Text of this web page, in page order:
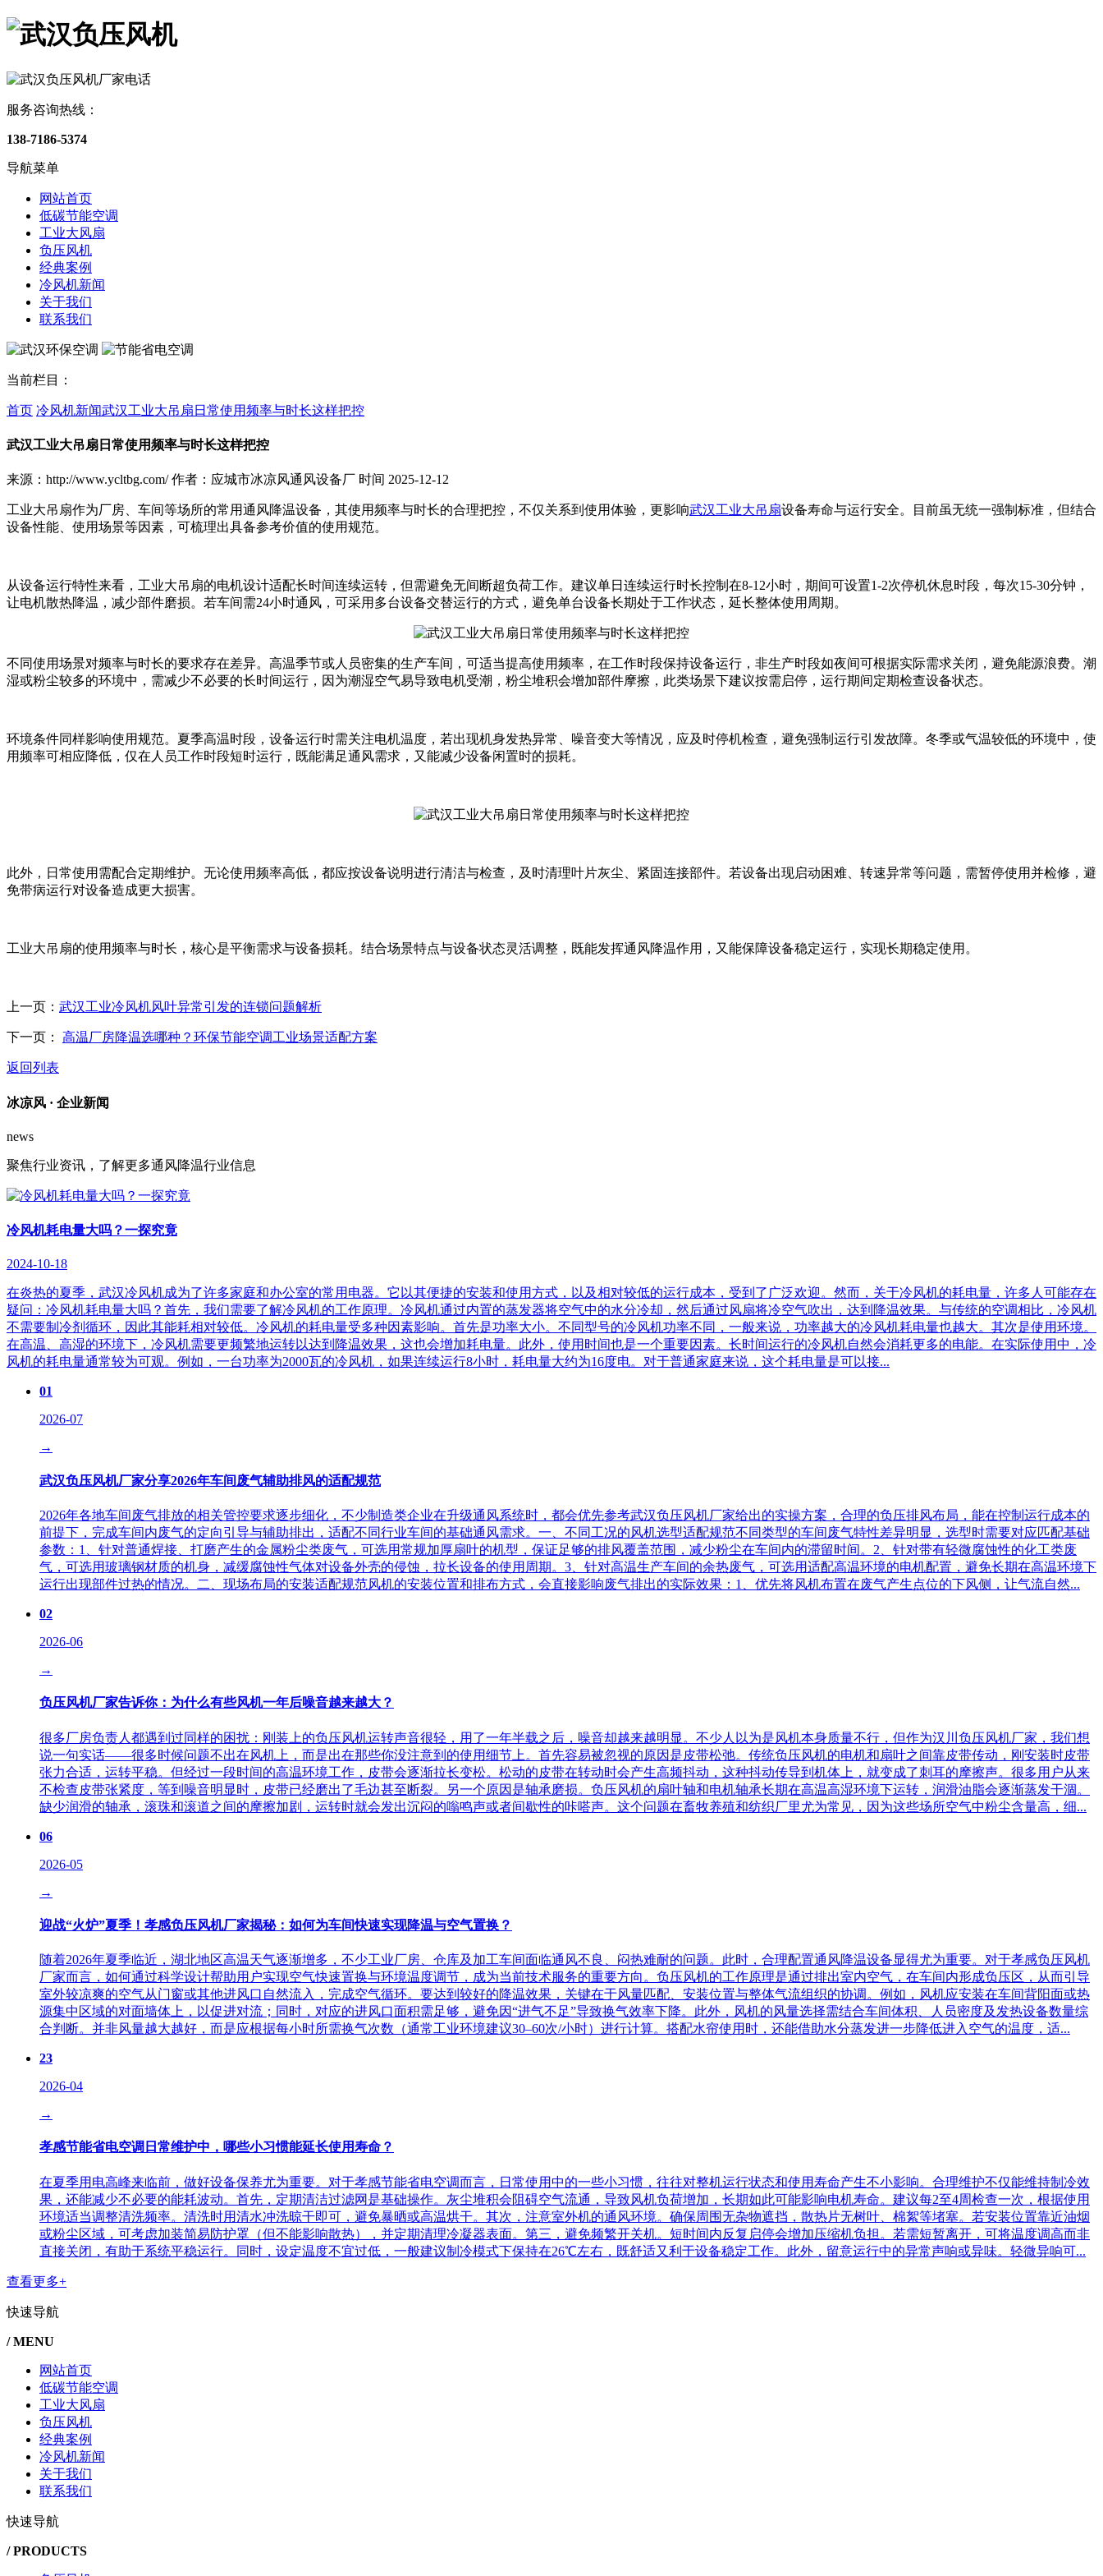
服务咨询热线：
138-7186-5374
导航菜单
网站首页
低碳节能空调
工业大风扇
负压风机
经典案例
冷风机新闻
关于我们
联系我们
当前栏目：
首页 冷风机新闻武汉工业大吊扇日常使用频率与时长这样把控
武汉工业大吊扇日常使用频率与时长这样把控
来源：http://www.ycltbg.com/作者：应城市冰凉风通风设备厂 时间 2025-12-12
工业大吊扇作为厂房、车间等场所的常用通风降温设备，其使用频率与时长的合理把控，不仅关系到使用体验，更影响武汉工业大吊扇设备寿命与运行安全。目前虽无统一强制标准，但结合
设备性能、使用场景等因素，可梳理出具备参考价值的使用规范。
从设备运行特性来看，工业大吊扇的电机设计适配长时间连续运转，但需避免无间断超负荷工作。建议单日连续运行时长控制在8-12小时，期间可设置1-2次停机休息时段，每次15-30分钟，
让电机散热降温，减少部件磨损。若车间需24小时通风，可采用多台设备交替运行的方式，避免单台设备长期处于工作状态，延长整体使用周期。
不同使用场景对频率与时长的要求存在差异。高温季节或人员密集的生产车间，可适当提高使用频率，在工作时段保持设备运行，非生产时段如夜间可根据实际需求关闭，避免能源浪费。潮
湿或粉尘较多的环境中，需减少不必要的长时间运行，因为潮湿空气易导致电机受潮，粉尘堆积会增加部件摩擦，此类场景下建议按需启停，运行期间定期检查设备状态。
环境条件同样影响使用规范。夏季高温时段，设备运行时需关注电机温度，若出现机身发热异常、噪音变大等情况，应及时停机检查，避免强制运行引发故障。冬季或气温较低的环境中，使
用频率可相应降低，仅在人员工作时段短时运行，既能满足通风需求，又能减少设备闲置时的损耗。
此外，日常使用需配合定期维护。无论使用频率高低，都应按设备说明进行清洁与检查，及时清理叶片灰尘、紧固连接部件。若设备出现启动困难、转速异常等问题，需暂停使用并检修，避
免带病运行对设备造成更大损害。
工业大吊扇的使用频率与时长，核心是平衡需求与设备损耗。结合场景特点与设备状态灵活调整，既能发挥通风降温作用，又能保障设备稳定运行，实现长期稳定使用。
上一页： 武汉工业冷风机风叶异常引发的连锁问题解析
下一页： 高温厂房降温选哪种？环保节能空调工业场景适配方案
返回列表
冰凉风 · 企业新闻
news
聚焦行业资讯，了解更多通风降温行业信息
冷风机耗电量大吗？一探究竟
2024-10-18
在炎热的夏季，武汉冷风机成为了许多家庭和办公室的常用电器。它以其便捷的安装和使用方式，以及相对较低的运行成本，受到了广泛欢迎。然而，关于冷风机的耗电量，许多人可能存在
疑问：冷风机耗电量大吗？首先，我们需要了解冷风机的工作原理。冷风机通过内置的蒸发器将空气中的水分冷却，然后通过风扇将冷空气吹出，达到降温效果。与传统的空调相比，冷风机
不需要制冷剂循环，因此其能耗相对较低。冷风机的耗电量受多种因素影响。首先是功率大小。不同型号的冷风机功率不同，一般来说，功率越大的冷风机耗电量也越大。其次是使用环境。
在高温、高湿的环境下，冷风机需要更频繁地运转以达到降温效果，这也会增加耗电量。此外，使用时间也是一个重要因素。长时间运行的冷风机自然会消耗更多的电能。在实际使用中，冷
风机的耗电量通常较为可观。例如，一台功率为2000瓦的冷风机，如果连续运行8小时，耗电量大约为16度电。对于普通家庭来说，这个耗电量是可以接...
01
2026-07
→
武汉负压风机厂家分享2026年车间废气辅助排风的适配规范
2026年各地车间废气排放的相关管控要求逐步细化，不少制造类企业在升级通风系统时，都会优先参考武汉负压风机厂家给出的实操方案，合理的负压排风布局，能在控制运行成本的
前提下，完成车间内废气的定向引导与辅助排出，适配不同行业车间的基础通风需求。一、不同工况的风机选型适配规范不同类型的车间废气特性差异明显，选型时需要对应匹配基础
参数：1、针对普通焊接、打磨产生的金属粉尘类废气，可选用常规加厚扇叶的机型，保证足够的排风覆盖范围，减少粉尘在车间内的滞留时间。2、针对带有轻微腐蚀性的化工类废
气，可选用玻璃钢材质的机身，减缓腐蚀性气体对设备外壳的侵蚀，拉长设备的使用周期。3、针对高温生产车间的余热废气，可选用适配高温环境的电机配置，避免长期在高温环境下
运行出现部件过热的情况。二、现场布局的安装适配规范风机的安装位置和排布方式，会直接影响废气排出的实际效果：1、优先将风机布置在废气产生点位的下风侧，让气流自然...
02
2026-06
→
负压风机厂家告诉你：为什么有些风机一年后噪音越来越大？
很多厂房负责人都遇到过同样的困扰：刚装上的负压风机运转声音很轻，用了一年半载之后，噪音却越来越明显。不少人以为是风机本身质量不行，但作为汉川负压风机厂家，我们想
说一句实话——很多时候问题不出在风机上，而是出在那些你没注意到的使用细节上。首先容易被忽视的原因是皮带松弛。传统负压风机的电机和扇叶之间靠皮带传动，刚安装时皮带
张力合适，运转平稳。但经过一段时间的高温环境工作，皮带会逐渐拉长变松。松动的皮带在转动时会产生高频抖动，这种抖动传导到机体上，就变成了刺耳的摩擦声。很多用户从来
不检查皮带张紧度，等到噪音明显时，皮带已经磨出了毛边甚至断裂。另一个原因是轴承磨损。负压风机的扇叶轴和电机轴承长期在高温高湿环境下运转，润滑油脂会逐渐蒸发干涸。
缺少润滑的轴承，滚珠和滚道之间的摩擦加剧，运转时就会发出沉闷的嗡鸣声或者间歇性的咔嗒声。这个问题在畜牧养殖和纺织厂里尤为常见，因为这些场所空气中粉尘含量高，细...
06
2026-05
→
迎战“火炉”夏季！孝感负压风机厂家揭秘：如何为车间快速实现降温与空气置换？
随着2026年夏季临近，湖北地区高温天气逐渐增多，不少工业厂房、仓库及加工车间面临通风不良、闷热难耐的问题。此时，合理配置通风降温设备显得尤为重要。对于孝感负压风机
厂家而言，如何通过科学设计帮助用户实现空气快速置换与环境温度调节，成为当前技术服务的重要方向。负压风机的工作原理是通过排出室内空气，在车间内形成负压区，从而引导
室外较凉爽的空气从门窗或其他进风口自然流入，完成空气循环。要达到较好的降温效果，关键在于风量匹配、安装位置与整体气流组织的协调。例如，风机应安装在车间背阳面或热
源集中区域的对面墙体上，以促进对流；同时，对应的进风口面积需足够，避免因“进气不足”导致换气效率下降。此外，风机的风量选择需结合车间体积、人员密度及发热设备数量综
合判断。并非风量越大越好，而是应根据每小时所需换气次数（通常工业环境建议30–60次/小时）进行计算。搭配水帘使用时，还能借助水分蒸发进一步降低进入空气的温度，适...
23
2026-04
→
孝感节能省电空调日常维护中，哪些小习惯能延长使用寿命？
在夏季用电高峰来临前，做好设备保养尤为重要。对于孝感节能省电空调而言，日常使用中的一些小习惯，往往对整机运行状态和使用寿命产生不小影响。合理维护不仅能维持制冷效
果，还能减少不必要的能耗波动。首先，定期清洁过滤网是基础操作。灰尘堆积会阻碍空气流通，导致风机负荷增加，长期如此可能影响电机寿命。建议每2至4周检查一次，根据使用
环境适当调整清洗频率。清洗时用清水冲洗晾干即可，避免暴晒或高温烘干。其次，注意室外机的通风环境。确保周围无杂物遮挡，散热片无树叶、棉絮等堵塞。若安装位置靠近油烟
或粉尘区域，可考虑加装简易防护罩（但不能影响散热），并定期清理冷凝器表面。第三，避免频繁开关机。短时间内反复启停会增加压缩机负担。若需短暂离开，可将温度调高而非
直接关闭，有助于系统平稳运行。同时，设定温度不宜过低，一般建议制冷模式下保持在26℃左右，既舒适又利于设备稳定工作。此外，留意运行中的异常声响或异味。轻微异响可...
查看更多+
快速导航
/ MENU
网站首页
低碳节能空调
工业大风扇
负压风机
经典案例
冷风机新闻
关于我们
联系我们
快速导航
/ PRODUCTS